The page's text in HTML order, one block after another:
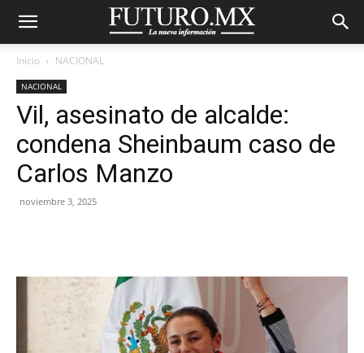
Inicio NACIONAL
NACIONAL
Vil, asesinato de alcalde:
condena Sheinbaum caso de
Carlos Manzo
noviembre 3, 2025